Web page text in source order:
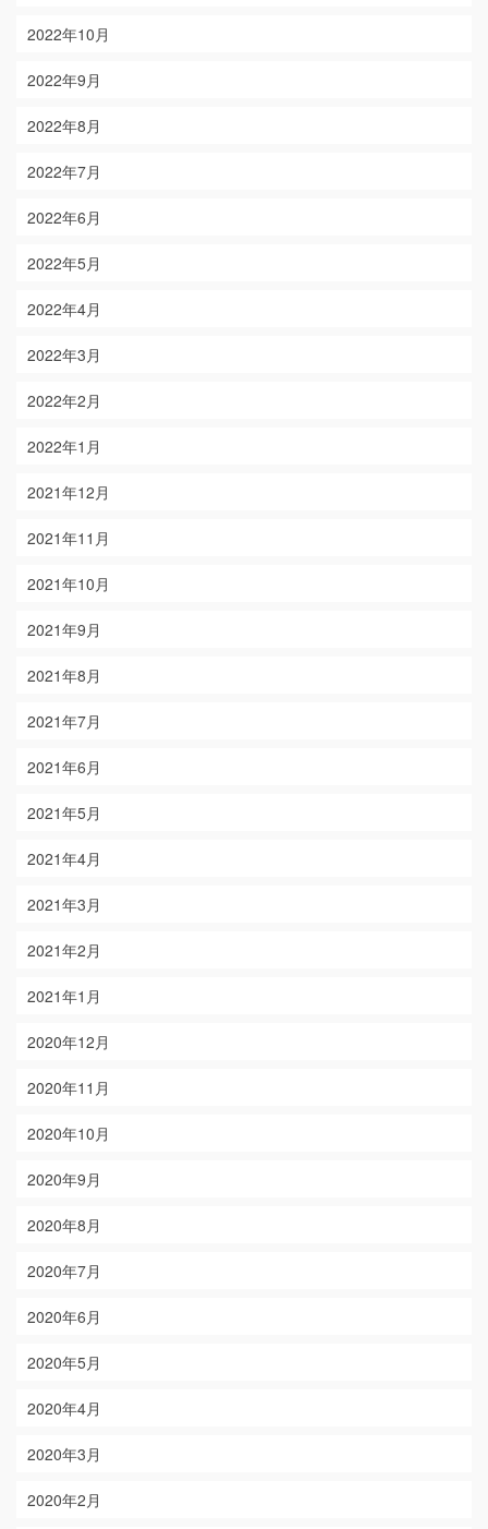
2022年10月
2022年9月
2022年8月
2022年7月
2022年6月
2022年5月
2022年4月
2022年3月
2022年2月
2022年1月
2021年12月
2021年11月
2021年10月
2021年9月
2021年8月
2021年7月
2021年6月
2021年5月
2021年4月
2021年3月
2021年2月
2021年1月
2020年12月
2020年11月
2020年10月
2020年9月
2020年8月
2020年7月
2020年6月
2020年5月
2020年4月
2020年3月
2020年2月